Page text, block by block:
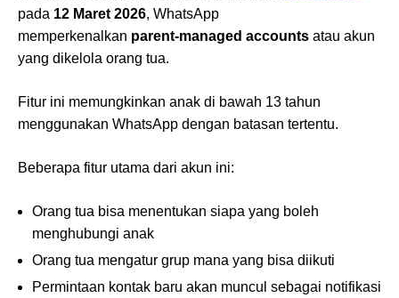
pada 12 Maret 2026, WhatsApp
memperkenalkan parent-managed accounts atau akun
yang dikelola orang tua.
Fitur ini memungkinkan anak di bawah 13 tahun
menggunakan WhatsApp dengan batasan tertentu.
Beberapa fitur utama dari akun ini:
Orang tua bisa menentukan siapa yang boleh
menghubungi anak
Orang tua mengatur grup mana yang bisa diikuti
Permintaan kontak baru akan muncul sebagai notifikasi